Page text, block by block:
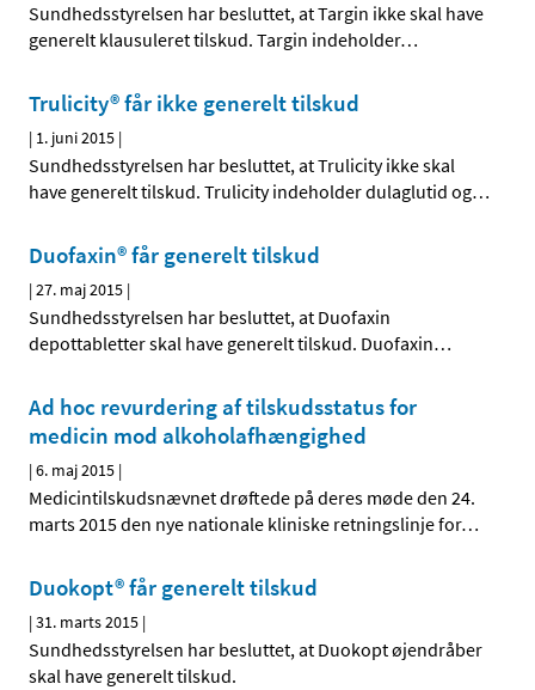
Sundhedsstyrelsen har besluttet, at Targin ikke skal have
generelt klausuleret tilskud. Targin indeholder…
Trulicity® får ikke generelt tilskud
| 1. juni 2015 |
Sundhedsstyrelsen har besluttet, at Trulicity ikke skal
have generelt tilskud. Trulicity indeholder dulaglutid og…
Duofaxin® får generelt tilskud
|27. maj 2015 |
Sundhedsstyrelsen har besluttet, at Duofaxin
depottabletter skal have generelt tilskud. Duofaxin…
Ad hoc revurdering af tilskudsstatus for
medicin mod alkoholafhængighed
|6. maj 2015 |
Medicintilskudsnævnet drøftede på deres møde den 24.
marts 2015 den nye nationale kliniske retningslinje for…
Duokopt® får generelt tilskud
|31. marts 2015 |
Sundhedsstyrelsen har besluttet, at Duokopt øjendråber
skal have generelt tilskud.